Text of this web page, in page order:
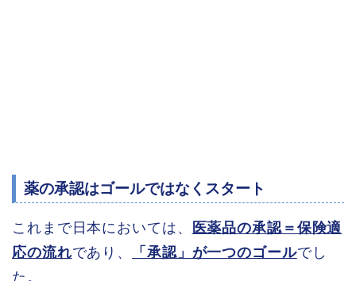
薬の承認はゴールではなくスタート
これまで日本においては、
医薬品の承認＝保険適
応の流れであり、 「承認」が一つのゴールでし
た。